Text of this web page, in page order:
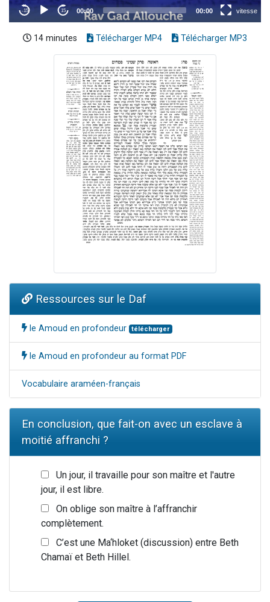
14 minutes Télécharger MP4 Télécharger MP3
Ressources sur le Daf
le Amoud en profondeur télécharger
le Amoud en profondeur au format PDF
Vocabulaire araméen-français
En conclusion, que fait-on avec un esclave à
moitié affranchi ?
Un jour, il travaille pour son maître et l'autre
jour, il est libre.
On oblige son maître à l’affranchir
complètement.
C’est une Ma‘hloket (discussion) entre Beth
Chamaï et Beth Hillel.